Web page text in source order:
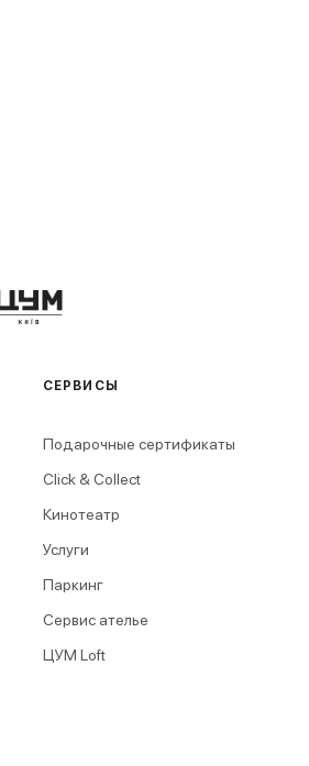
СЕРВИСЫ
Подарочные сертификаты
Click & Collect
Кинотеатр
Услуги
Паркинг
Сервис ателье
ЦУМ Loft